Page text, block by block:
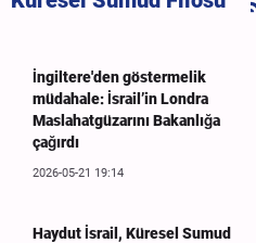
İngiltere'den göstermelik
müdahale: İsrail’in Londra
Maslahatgüzarını Bakanlığa
çağırdı
2026-05-21 19:14
Haydut İsrail, Küresel Sumud